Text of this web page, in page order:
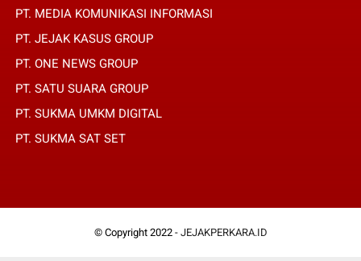
PT. MEDIA KOMUNIKASI INFORMASI
PT. JEJAK KASUS GROUP
PT. ONE NEWS GROUP
PT. SATU SUARA GROUP
PT. SUKMA UMKM DIGITAL
PT. SUKMA SAT SET
© Copyright 2022 - JEJAKPERKARA.ID